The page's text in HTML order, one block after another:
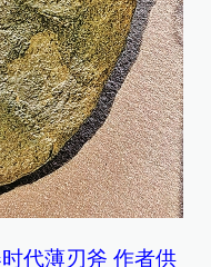
代薄刃斧 作者供